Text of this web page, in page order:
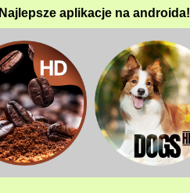
Najlepsze aplikacje na androida!